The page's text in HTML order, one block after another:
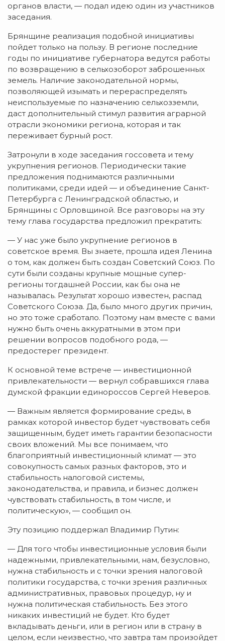
органов власти, — подал идею один из участников
заседания.
Брянщине реализация подобной инициативы
пойдет только на пользу. В регионе последние
годы по инициативе губернатора ведутся работы
по возвращению в сельхозоборот заброшенных
земель. Наличие законодательной нормы,
позволяющей изымать и перераспределять
неиспользуемые по назначению сельхозземли,
даст дополнительный стимул развития аграрной
отрасли экономики региона, которая и так
переживает бурный рост.
Затронули в ходе заседания госсовета и тему
укрупнения регионов. Периодически такие
предложения поднимаются различными
политиками, среди идей — и объединение Санкт-
Петербурга с Ленинградской областью, и
Брянщины с Орловщиной. Все разговоры на эту
тему глава государства предложил прекратить:
— У нас уже было укрупнение регионов в
советское время. Вы знаете, прошла идея Ленина
о том, как должен быть создан Советский Союз. По
сути были созданы крупные мощные супер-
регионы тогдашней России, как бы она не
называлась. Результат хорошо известен, распад
Советского Союза. Да, было много других причин,
но это тоже сработало. Поэтому нам вместе с вами
нужно быть очень аккуратными в этом при
решении вопросов подобного рода, —
предостерег президент.
К основной теме встрече — инвестиционной
привлекательности — вернул собравшихся глава
думской фракции единороссов Сергей Неверов.
— Важным является формирование среды, в
рамках которой инвестор будет чувствовать себя
защищенным, будет иметь гарантии безопасности
своих вложений. Мы все понимаем, что
благоприятный инвестиционный климат — это
совокупность самых разных факторов, это и
стабильность налоговой системы,
законодательства, и правила, и бизнес должен
чувствовать стабильность, в том числе, и
политическую», — сообщил он.
Эту позицию поддержал Владимир Путин:
— Для того чтобы инвестиционные условия были
надежными, привлекательными, нам, безусловно,
нужна стабильность и с точки зрения налоговой
политики государства, с точки зрения различных
административных, правовых процедур, ну и
нужна политическая стабильность. Без этого
никаких инвестиций не будет. Кто будет
вкладывать деньги, или в регион или в страну в
целом, если неизвестно, что завтра там произойдет